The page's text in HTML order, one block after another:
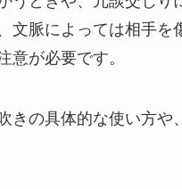
文脈によっては相手を
意が必要です。
きの具体的な使い方や